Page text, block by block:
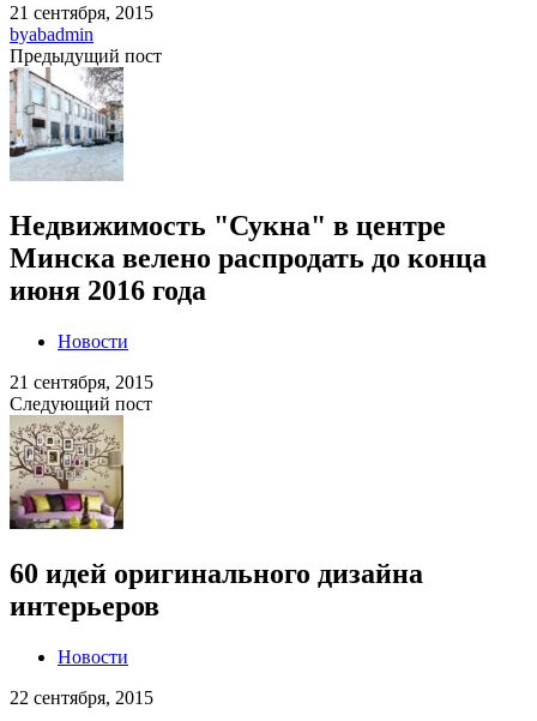
21 сентября, 2015
byabadmin
Предыдущий пост
Недвижимость "Сукна" в центре
Минска велено распродать до конца
июня 2016 года
Новости
21 сентября, 2015
Следующий пост
60 идей оригинального дизайна
интерьеров
Новости
22 сентября, 2015